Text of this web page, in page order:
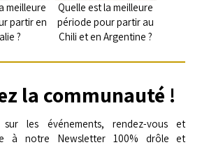
meilleure
partir en
?
Quelle est la meilleure
période pour partir au
Chili et en Argentine ?
la communauté !
sur les événements, rendez-vous et
à notre Newsletter 100% drôle et